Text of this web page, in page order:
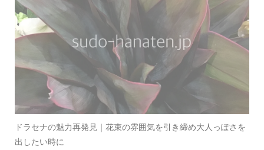
ドラセナの魅力再発見｜花束の雰囲気を引き締め大人っぽさを
出したい時に